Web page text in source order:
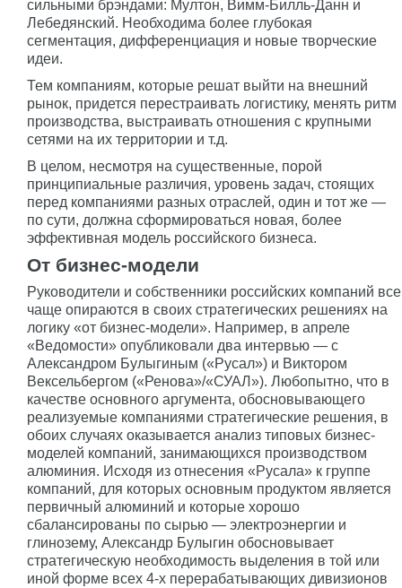
сильными брэндами: Мултон, Вимм-Билль-Данн и
Лебедянский. Необходима более глубокая
сегментация, дифференциация и новые творческие
идеи.
Тем компаниям, которые решат выйти на внешний
рынок, придется перестраивать логистику, менять ритм
производства, выстраивать отношения с крупными
сетями на их территории и т.д.
В целом, несмотря на существенные, порой
принципиальные различия, уровень задач, стоящих
перед компаниями разных отраслей, один и тот же —
по сути, должна сформироваться новая, более
эффективная модель российского бизнеса.
От бизнес-модели
Руководители и собственники российских компаний все
чаще опираются в своих стратегических решениях на
логику «от бизнес-модели». Например, в апреле
«Ведомости» опубликовали два интервью — с
Александром Булыгиным («Русал») и Виктором
Вексельбергом («Ренова»/«СУАЛ»). Любопытно, что в
качестве основного аргумента, обосновывающего
реализуемые компаниями стратегические решения, в
обоих случаях оказывается анализ типовых бизнес-
моделей компаний, занимающихся производством
алюминия. Исходя из отнесения «Русала» к группе
компаний, для которых основным продуктом является
первичный алюминий и которые хорошо
сбалансированы по сырью — электроэнергии и
глинозему, Александр Булыгин обосновывает
стратегическую необходимость выделения в той или
иной форме всех 4-х перерабатывающих дивизионов